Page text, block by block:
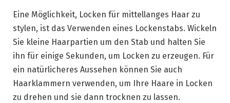
Eine Möglichkeit, Locken für mittellanges Haar zu
stylen, ist das Verwenden eines Lockenstabs. Wickeln
Sie kleine Haarpartien um den Stab und halten Sie
ihn für einige Sekunden, um Locken zu erzeugen. Für
ein natürlicheres Aussehen können Sie auch
Haarklammern verwenden, um Ihre Haare in Locken
zu drehen und sie dann trocknen zu lassen.